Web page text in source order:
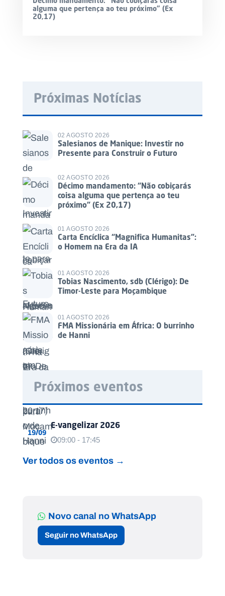
alguma que pertença ao teu próximo” (Ex
20,17)
Próximas Notícias
02 AGOSTO 2026
Salesianos de Manique: Investir no
Presente para Construir o Futuro
02 AGOSTO 2026
Décimo mandamento: “Não cobiçarás
coisa alguma que pertença ao teu
próximo” (Ex 20,17)
01 AGOSTO 2026
Carta Encíclica “Magnifica Humanitas”:
o Homem na Era da IA
01 AGOSTO 2026
Tobias Nascimento, sdb (Clérigo): De
Timor-Leste para Moçambique
01 AGOSTO 2026
FMA Missionária em África: O burrinho
de Hanni
Próximos eventos
19/09
E-vangelizar 2026
09:00 - 17:45
Ver todos os eventos →
Novo canal no WhatsApp
Seguir no WhatsApp